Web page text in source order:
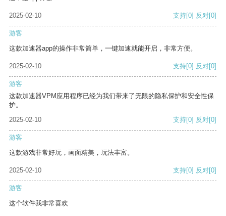
2025-02-10 支持[0] 反对[0]
游客
这款加速器app的操作非常简单，一键加速就能开启，非常方便。
2025-02-10 支持[0] 反对[0]
游客
这款加速器VPM应用程序已经为我们带来了无限的隐私保护和安全性保
护。
2025-02-10
支持[0] 反对[0]
游客
这款游戏非常好玩，画面精美，玩法丰富。
2025-02-10 支持[0] 反对[0]
游客
这个软件我非常喜欢